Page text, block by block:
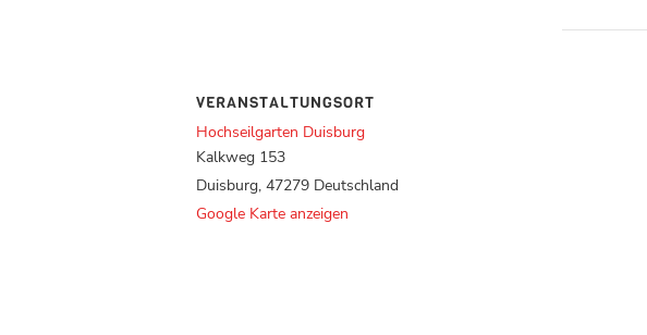
VERANSTALTUNGSORT
Hochseilgarten Duisburg
Kalkweg 153
Duisburg, 47279 Deutschland
Google Karte anzeigen